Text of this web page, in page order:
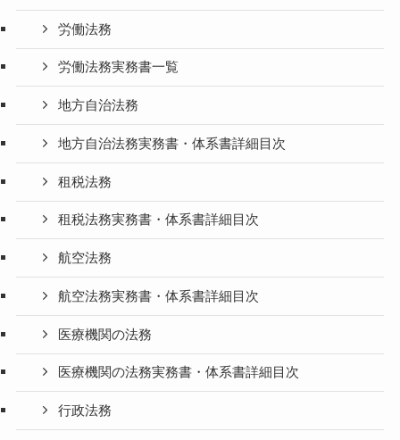
労働法務
労働法務実務書一覧
地方自治法務
地方自治法務実務書・体系書詳細目次
租税法務
租税法務実務書・体系書詳細目次
航空法務
航空法務実務書・体系書詳細目次
医療機関の法務
医療機関の法務実務書・体系書詳細目次
行政法務